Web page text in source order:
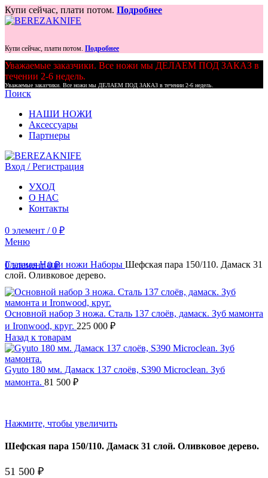
Купи сейчас, плати потом. Подробнее
Купи сейчас, плати потом. Подробнее
Уважаемые заказчики. Все ножи мы ДЕЛАЕМ ПОД ЗАКАЗ в
течении 2-6 недель.
Уважаемые заказчики. Все ножи мы ДЕЛАЕМ ПОД ЗАКАЗ в течении 2-6 недель.
Поиск
НАШИ НОЖИ
Аксессуары
Партнеры
Вход / Регистрация
УХОД
О НАС
Контакты
0 элемент / 0 ₽
Меню
0элемент 0₽
ГлавнаяНаши ножи Наборы Шефская пара 150/110. Дамаск 31
слой. Оливковое дерево.
Основной набор 3 ножа. Сталь 137 слоёв, дамаск. Зуб мамонта
и Ironwood, круг. 225 000 ₽
Назад к товарам
Gyuto 180 мм. Дамаск 137 слоёв, S390 Microclean. Зуб
мамонта. 81 500 ₽
Нажмите, чтобы увеличить
Шефская пара 150/110. Дамаск 31 слой. Оливковое дерево.
51 500 ₽